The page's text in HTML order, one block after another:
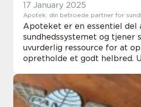
17 January 2025
Apotek: din betroede partner for
Apoteket er en essentiel del
sundhedssystemet og tjener
uvurderlig ressource for at
opretholde et godt helbred.
om sundhedspleje eller